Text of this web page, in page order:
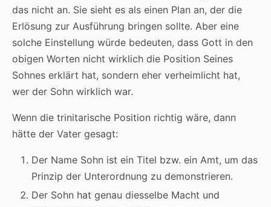
das nicht an. Sie sieht es als einen Plan an, der die
Erlösung zur Ausführung bringen sollte. Aber eine
solche Einstellung würde bedeuten, dass Gott in den
obigen Worten nicht wirklich die Position Seines
Sohnes erklärt hat, sondern eher verheimlicht hat,
wer der Sohn wirklich war.
Wenn die trinitarische Position richtig wäre, dann
hätte der Vater gesagt:
Der Name Sohn ist ein Titel bzw. ein Amt, um das
Prinzip der Unterordnung zu demonstrieren.
Der Sohn hat genau diesselbe Macht und